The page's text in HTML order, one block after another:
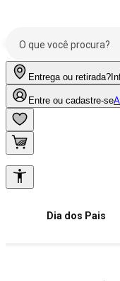
Entrega ou retirada?
Entre ou cadastre-se
Dia dos Pais